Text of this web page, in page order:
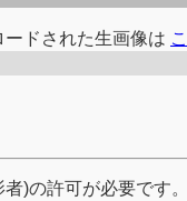
ドされた生画像は
者)の許可が必要です